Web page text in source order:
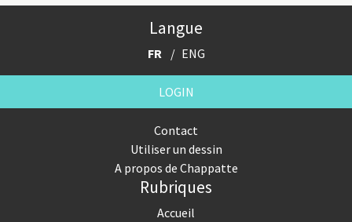
Langue
FR ENG
LOGIN
Contact
Utiliser un dessin
A propos de Chappatte
Rubriques
Accueil